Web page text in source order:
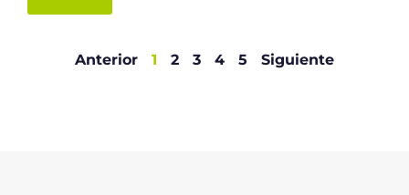
Anterior 1 2 3 4 5 Siguiente